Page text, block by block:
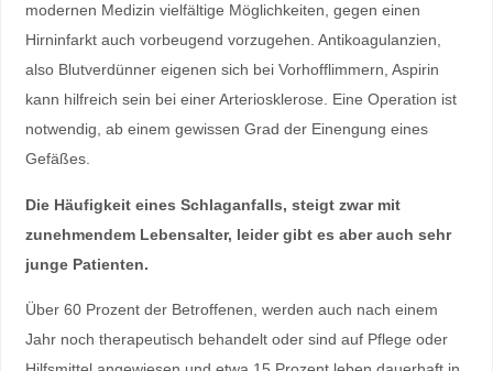
modernen Medizin vielfältige Möglichkeiten, gegen einen
Hirninfarkt auch vorbeugend vorzugehen. Antikoagulanzien,
also Blutverdünner eigenen sich bei Vorhofflimmern, Aspirin
kann hilfreich sein bei einer Arteriosklerose. Eine Operation ist
notwendig, ab einem gewissen Grad der Einengung eines
Gefäßes.
Die Häufigkeit eines Schlaganfalls, steigt zwar mit
zunehmendem Lebensalter, leider gibt es aber auch sehr
junge Patienten.
Über 60 Prozent der Betroffenen, werden auch nach einem
Jahr noch therapeutisch behandelt oder sind auf Pflege oder